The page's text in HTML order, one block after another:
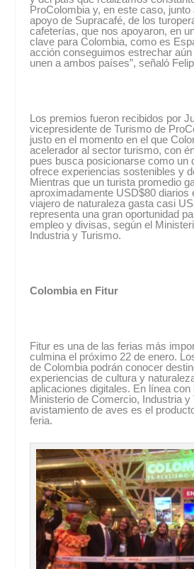
ProColombia y, en este caso, junto
apoyo de Supracafé, de los
cafeterías, que nos apoyaron, en
clave para Colombia, como es
acción conseguimos estrechar
unen a ambos países”, señaló
Los premios fueron recibidos por
vicepresidente de Turismo de
justo en el momento en el que
acelerador al sector turismo, con
pues busca posicionarse como un
ofrece experiencias sostenibles y
Mientras que un turista promedio
aproximadamente USD$80 diarios
viajero de naturaleza gasta casi
representa una gran oportunidad
empleo y divisas, según el
Industria y Turismo.
Colombia en Fitur
Fitur es una de las ferias más
culmina el próximo 22 de enero.
de Colombia podrán conocer
experiencias de cultura y
aplicaciones digitales. En línea con
Ministerio de Comercio, Industria y
avistamiento de aves es el
feria.